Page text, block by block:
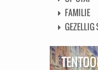
FAMILIE
GEZELLIG